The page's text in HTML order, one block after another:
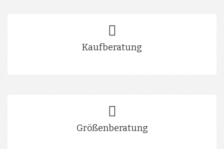
Kaufberatung
Größenberatung